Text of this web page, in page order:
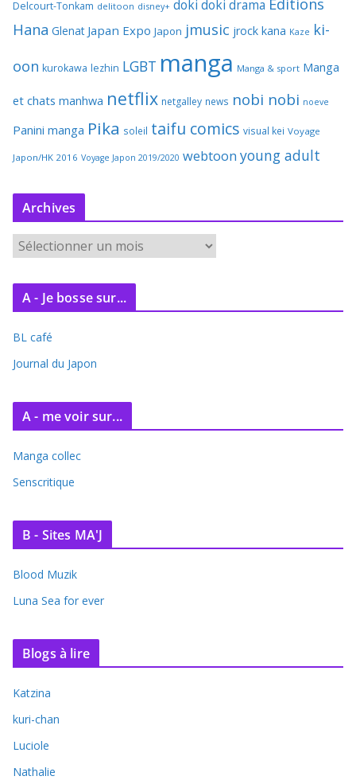
Delcourt-Tonkam delitoon disney+ doki doki drama
Hana Glenat Japan Expo Japon jmusic jrock kana Kaze ki-
oon kurokawa lezhin LGBT manga Manga & sport Manga
et chats manhwa netflix netgalley news nobi nobi noeve
Panini manga Pika soleil taifu comics visual kei Voyage
Japon/HK 2016 Voyage Japon 2019/2020 webtoon young adult
Archives
r
c
v
e
A - Je bosse sur...
BL café
Journal du Japon
A - me voir sur...
Manga collec
Senscritique
B - Sites MA'J
Blood Muzik
Luna Sea for ever
Blogs à lire
Katzina
kuri-chan
Luciole
Nathalie